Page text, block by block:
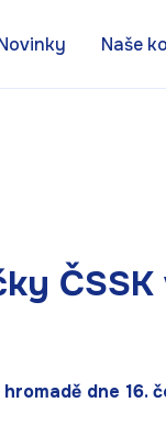
Naše
dne 16.